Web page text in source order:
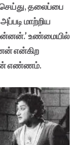
தலைப்பை
மாற்றிய
உண்மையில்
என்கிற
எண்ணம்.